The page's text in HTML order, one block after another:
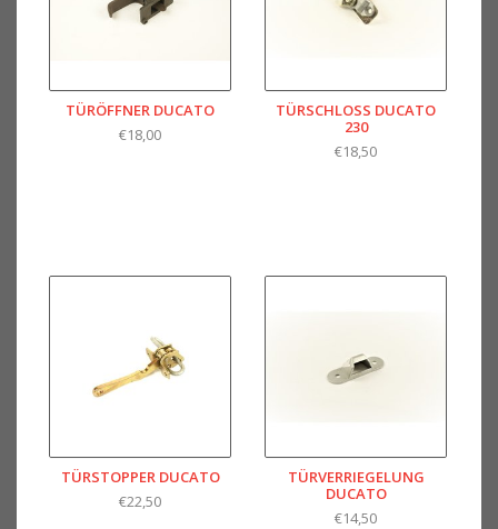
TÜRÖFFNER DUCATO
€18,00
TÜRSCHLOSS DUCATO
230
€18,50
TÜRSTOPPER DUCATO
€22,50
TÜRVERRIEGELUNG
DUCATO
€14,50